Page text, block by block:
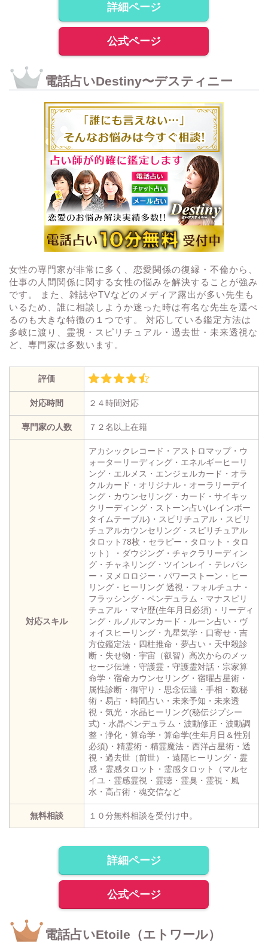
詳細ページ
公式ページ
電話占いDestiny〜デスティニー
女性の専門家が非常に多く、恋愛関係の復縁・不倫から、
仕事の人間関係に関する女性の悩みを解決することが強み
です。 また、雑誌やTVなどのメディア露出が多い先生も
いるため、誰に相談しようか迷った時は有名な先生を選べ
るのも大きな特徴の１つです。 対応している鑑定方法は
多岐に渡り、霊視・スピリチュアル・過去世・未来透視な
ど、専門家は多数います。
評価
対応時間 ２４時間対応
専門家の人数 ７２名以上在籍
対応スキル
アカシックレコード・アストロマップ・ウ
ォーターリーディング・エネルギーヒーリ
ング・エルメス・エンジェルカード・オラ
クルカード・オリジナル・オーラリーデイ
ング・カウンセリング・カード・サイキッ
クリーディング・ストーン占い(レインボー
タイムテーブル)・スピリチュアル・スピリ
チュアルカウンセリング・スピリチュアル
タロット78枚・セラピー・タロット・タロ
ット）・ダウジング・チャクラリーディン
グ・チャネリング・ツインレイ・テレパシ
ー・ヌメロロジー・パワーストーン・ヒー
リング・ヒーリング 透視・フォルチュナ・
フラッシング・ペンデュラム・マナスピリ
チュアル・マヤ歴(生年月日必須)・リーディ
ング・ルノルマンカード・ルーン占い・ヴ
ォイスヒーリング・九星気学・口寄せ・吉
方位鑑定法・四柱推命・夢占い・天中殺診
断・失せ物・宇宙（叡智）高次からのメッ
セージ伝達・守護霊・守護霊対話・宗家算
命学・宿命カウンセリング・宿曜占星術・
属性診断・御守り・思念伝達・手相・数秘
術・易占・時間占い・未来予知・未来透
視・気光・水晶ヒーリング(秘伝ジプシー
式)・水晶ペンデュラム・波動修正・波動調
整・浄化・算命学・算命学(生年月日＆性別
必須)・精霊術・精霊魔法・西洋占星術・透
視・過去世（前世）・遠隔ヒーリング・霊
感・霊感タロット・霊感タロット（マルセ
イユ・霊感霊視・霊聴・霊臭・霊視・風
水・高占術・魂交信など
無料相談 １０分無料相談を受付け中。
詳細ページ
公式ページ
電話占いEtoile（エトワール）